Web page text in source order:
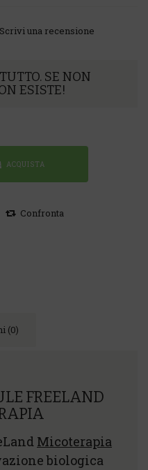
Scrivi una recensione
SE NON
ESISTE!
ACQUISTA
Confronta
(0)
FREELAND
Micoterapia
biologica